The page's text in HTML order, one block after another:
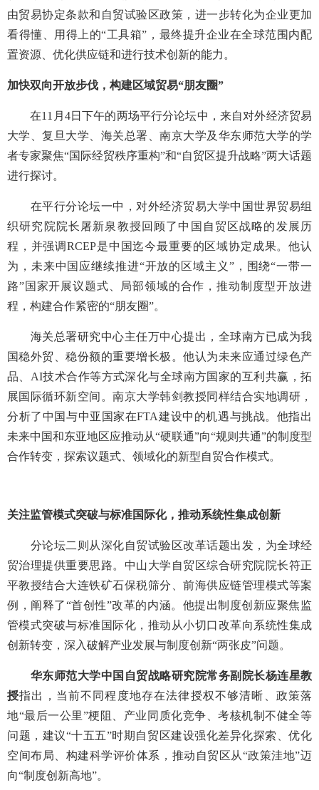
由贸易协定条款和自贸试验区政策，进一步转化为企业更加
看得懂、用得上的“工具箱”，最终提升企业在全球范围内配
置资源、优化供应链和进行技术创新的能力。
加快双向开放步伐，构建区域贸易“朋友圈”
在11月4日下午的两场平行分论坛中，来自对外经济贸易
大学、复旦大学、海关总署、南京大学及华东师范大学的学
者专家聚焦“国际经贸秩序重构”和“自贸区提升战略”两大话题
进行探讨。
在平行分论坛一中，对外经济贸易大学中国世界贸易组
织研究院院长屠新泉教授回顾了中国自贸区战略的发展历
程，并强调RCEP是中国迄今最重要的区域协定成果。他认
为，未来中国应继续推进“开放的区域主义”，围绕“一带一
路”国家开展议题式、局部领域的合作，推动制度型开放进
程，构建合作紧密的“朋友圈”。
海关总署研究中心主任万中心提出，全球南方已成为我
国稳外贸、稳份额的重要增长极。他认为未来应通过绿色产
品、AI技术合作等方式深化与全球南方国家的互利共赢，拓
展国际循环新空间。南京大学韩剑教授同样结合实地调研，
分析了中国与中亚国家在FTA建设中的机遇与挑战。他指出
未来中国和东亚地区应推动从“硬联通”向“规则共通”的制度型
合作转变，探索议题式、领域化的新型自贸合作模式。
关注监管模式突破与标准国际化，推动系统性集成创新
分论坛二则从深化自贸试验区改革话题出发，为全球经
贸治理提供重要思路。中山大学自贸区综合研究院院长符正
平教授结合大连铁矿石保税筛分、前海供应链管理模式等案
例，阐释了“首创性”改革的内涵。他提出制度创新应聚焦监
管模式突破与标准国际化，推动从小切口改革向系统性集成
创新转变，深入破解产业发展与制度创新“两张皮”问题。
华东师范大学中国自贸战略研究院常务副院长杨连星教
授指出，当前不同程度地存在法律授权不够清晰、政策落
地“最后一公里”梗阻、产业同质化竞争、考核机制不健全等
问题，建议“十五五”时期自贸区建设强化差异化探索、优化
空间布局、构建科学评价体系，推动自贸区从“政策洼地”迈
向“制度创新高地”。